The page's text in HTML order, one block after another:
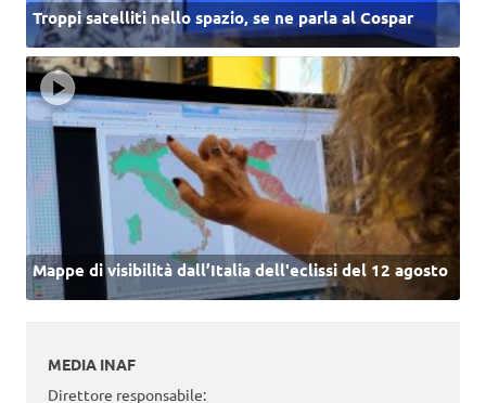
Troppi satelliti nello spazio, se ne parla al Cospar
Mappe di visibilità dall’Italia dell'eclissi del 12 agosto
MEDIA INAF
Direttore responsabile: